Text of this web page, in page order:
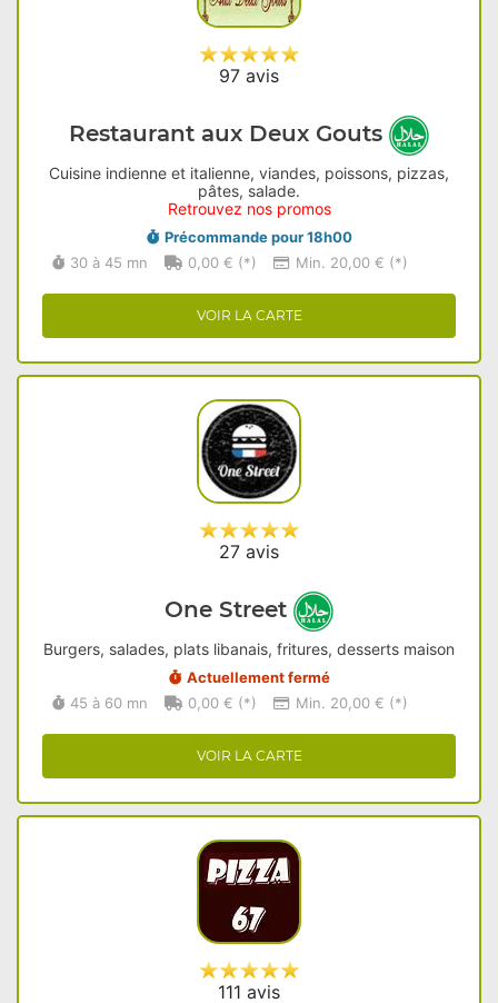
97 avis
Restaurant aux Deux Gouts
Cuisine indienne et italienne, viandes, poissons, pizzas,
pâtes, salade.
Retrouvez nos promos
Précommande pour 18h00
30 à 45 mn
0,00 € (*) Min. 20,00 € (*)
VOIR LA CARTE
27 avis
One Street
Burgers, salades, plats libanais, fritures, desserts maison
Actuellement fermé
45 à 60 mn
0,00 € (*) Min. 20,00 € (*)
VOIR LA CARTE
111 avis